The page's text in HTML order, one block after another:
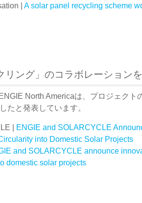
| A solar panel recycling scheme
リング」のコラボレーション
North Americaは、プロジェクト
たと発表しています。
|
ENGIE and SOLARCYCLE
into Domestic Solar Projects
and SOLARCYCLE announce
domestic solar projects